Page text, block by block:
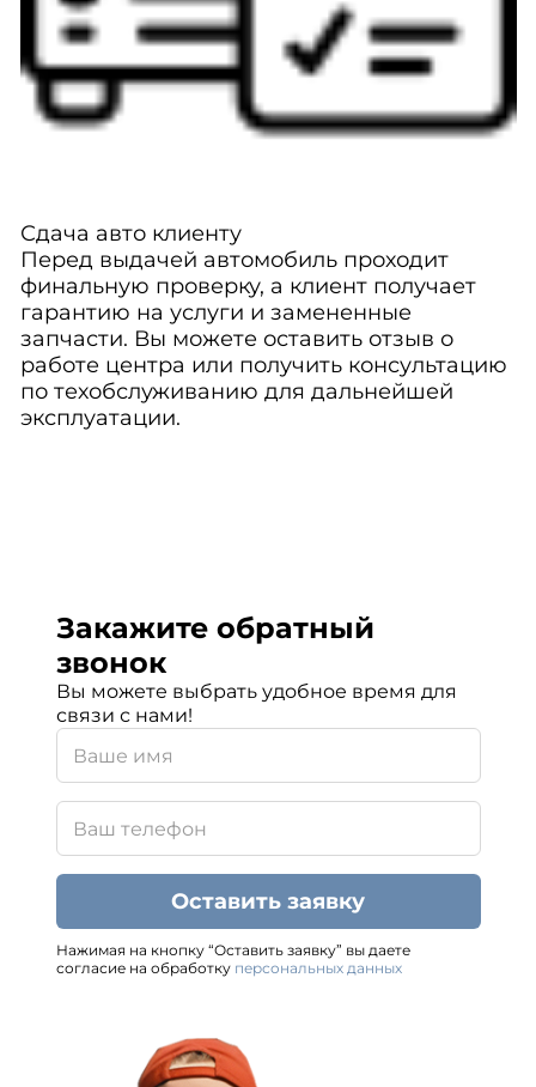
Сдача авто клиенту
Перед выдачей автомобиль проходит
финальную проверку, а клиент получает
гарантию на услуги и замененные
запчасти. Вы можете оставить отзыв о
работе центра или получить консультацию
по техобслуживанию для дальнейшей
эксплуатации.
Закажите обратный
звонок
Вы можете выбрать удобное время для
связи с нами!
Оставить заявку
Нажимая на кнопку “Оставить заявку” вы даете
согласие на обработку персональных данных